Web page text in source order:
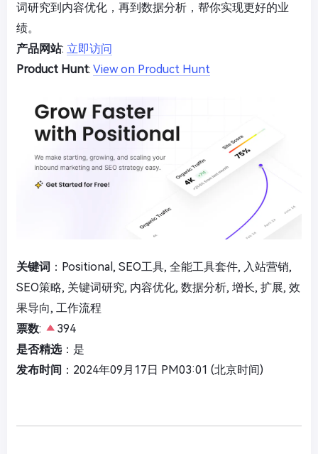
词研究到内容优化，再到数据分析，帮你实现更好的业
绩。
产品网站: 立即访问
Product Hunt: View on Product Hunt
关键词 ：Positional, SEO工具, 全能工具套件, 入站营销,
SEO策略, 关键词研究, 内容优化, 数据分析, 增长, 扩展, 效
果导向, 工作流程
票数:
394
是否精选：是
发布时间 ：2024年09月17日 PM03:01 (北京时间)